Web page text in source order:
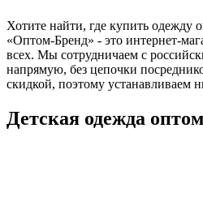
Хотите найти, где купить одежду
«Оптом-Бренд» - это интернет-
всех. Мы сотрудничаем с
напрямую, без цепочки
скидкой, поэтому устанавливаем
Детская одежда оптом